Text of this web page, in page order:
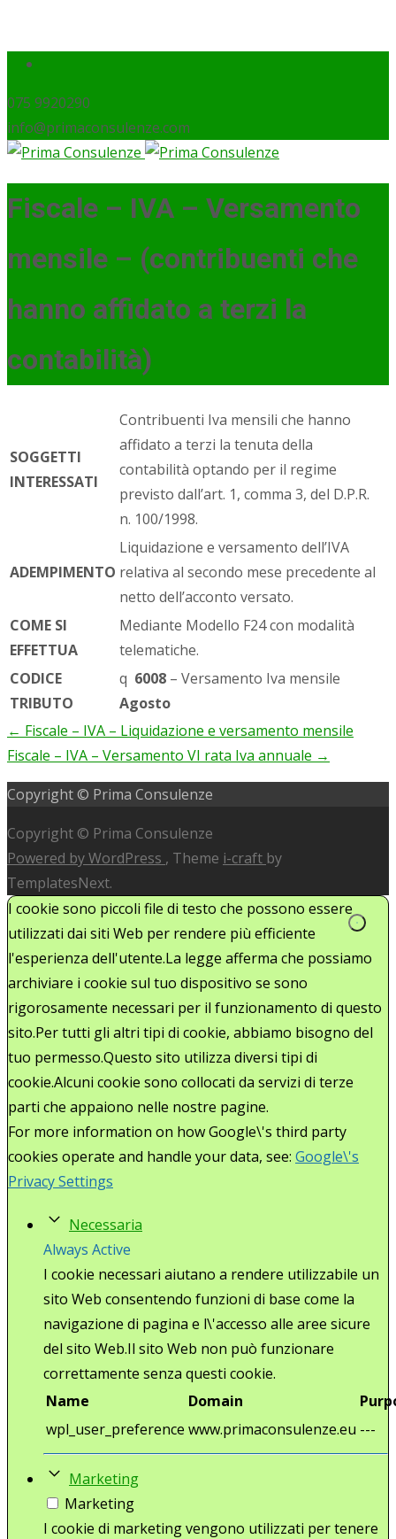
075 9920290
info@primaconsulenze.com
Fiscale – IVA – Versamento
mensile – (contribuenti che
hanno affidato a terzi la
contabilità)
SOGGETTI
INTERESSATI
Contribuenti Iva mensili che hanno
affidato a terzi la tenuta della
contabilità optando per il regime
previsto dall’art. 1, comma 3, del D.P.R.
n. 100/1998.
ADEMPIMENTO
Liquidazione e versamento dell’IVA
relativa al secondo mese precedente al
netto dell’acconto versato.
COME SI
EFFETTUA
Mediante Modello F24 con modalità
telematiche.
CODICE
TRIBUTO
q 6008 – Versamento Iva mensile
Agosto
Post
← Fiscale – IVA – Liquidazione e versamento mensile
Fiscale – IVA – Versamento VI rata Iva annuale →
Copyright © Prima Consulenze
Copyright © Prima Consulenze
Powered by WordPress , Theme i-craft by
TemplatesNext.
I cookie sono piccoli file di testo che possono essere
utilizzati dai siti Web per rendere più efficiente
l'esperienza dell'utente.La legge afferma che possiamo
archiviare i cookie sul tuo dispositivo se sono
rigorosamente necessari per il funzionamento di questo
sito.Per tutti gli altri tipi di cookie, abbiamo bisogno del
tuo permesso.Questo sito utilizza diversi tipi di
cookie.Alcuni cookie sono collocati da servizi di terze
parti che appaiono nelle nostre pagine.
For more information on how Google\'s third party
cookies operate and handle your data, see: Google\'s
Privacy Settings
Necessaria
Always Active
I cookie necessari aiutano a rendere utilizzabile un
sito Web consentendo funzioni di base come la
navigazione di pagina e l\'accesso alle aree sicure
del sito Web.Il sito Web non può funzionare
correttamente senza questi cookie.
Name
Domain
wpl_user_preference www.primaconsulenze.eu ---
Marketing
Marketing
I cookie di marketing vengono utilizzati per tenere